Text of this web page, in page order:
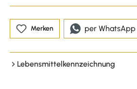
Merken per WhatsApp
Lebensmittelkennzeichnung